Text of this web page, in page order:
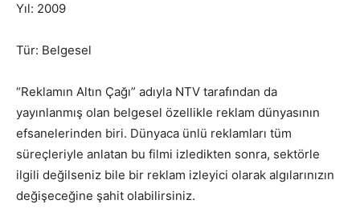
Yıl: 2009
Tür: Belgesel
“Reklamın Altın Çağı” adıyla NTV tarafından da
yayınlanmış olan belgesel özellikle reklam dünyasının
efsanelerinden biri. Dünyaca ünlü reklamları tüm
süreçleriyle anlatan bu filmi izledikten sonra, sektörle
ilgili değilseniz bile bir reklam izleyici olarak algılarınızın
değişeceğine şahit olabilirsiniz.